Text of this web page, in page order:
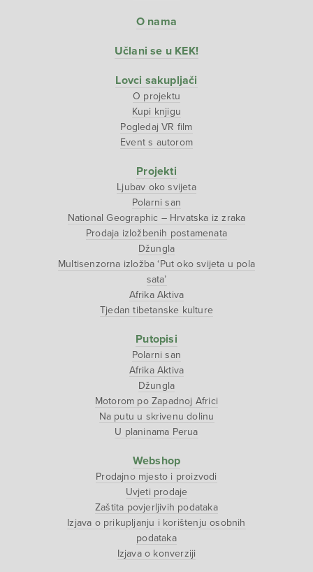
O nama
Učlani se u KEK!
Lovci sakupljači
O projektu
Kupi knjigu
Pogledaj VR film
Event s autorom
Projekti
Ljubav oko svijeta
Polarni san
National Geographic – Hrvatska iz zraka
Prodaja izložbenih postamenata
Džungla
Multisenzorna izložba ‘Put oko svijeta u pola
sata’
Afrika Aktiva
Tjedan tibetanske kulture
Putopisi
Polarni san
Afrika Aktiva
Džungla
Motorom po Zapadnoj Africi
Na putu u skrivenu dolinu
U planinama Perua
Webshop
Prodajno mjesto i proizvodi
Uvjeti prodaje
Zaštita povjerljivih podataka
Izjava o prikupljanju i korištenju osobnih
podataka
Izjava o konverziji